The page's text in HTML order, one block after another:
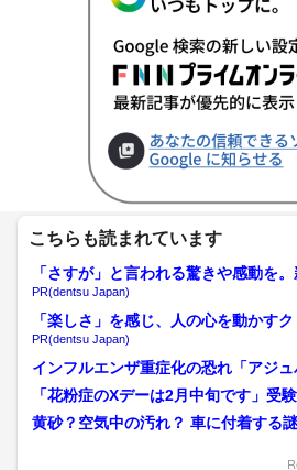
こちらも読まれています
「さすが」と言われる驚きや感動を
挑戦
PR(dentsu Japan)
「楽しさ」を感じ、人の心を動かす
る
PR(dentsu Japan)
インフルエンザ重症化の恐れ「アジ
走の黄砂”でアレルギーや...
「花粉症のXデーは2月中旬です」受
い 花粉も黄砂もこれから本...
黄砂？空気中の汚れ？ 車に付着する